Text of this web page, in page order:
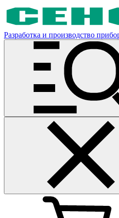
Разработка и производство